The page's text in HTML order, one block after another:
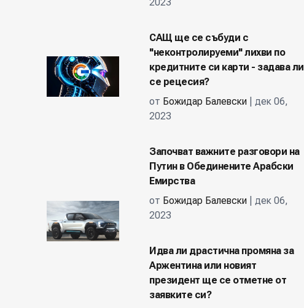
САЩ ще се събуди с
"неконтролируеми" лихви по
кредитните си карти - задава ли
се рецесия?
от Божидар Балевски | дек 06,
2023
Започват важните разговори на
Путин в Обединените Арабски
Емирства
от Божидар Балевски | дек 06,
2023
Идва ли драстична промяна за
Аржентина или новият
президент ще се отметне от
заявките си?